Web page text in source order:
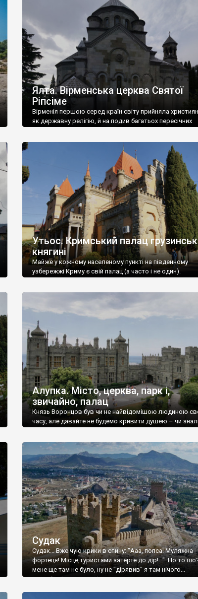
називаються «повстяками» (postaki)…” “Вино. Крим
виробляє відмінне вино і його вдосталь: воно все
легке біле і дуже […]
Ялта. Вірменська церква Святої
Ріпсіме
Вірменія першою серед країн світу прийняла
як державну релігію, й на подив багатьох пересічних
Утьос. Кримський палац
княгині
Майже у кожному населеному пункті на південному
узбережжі Криму є свій палац (а часто і не один).
Алупка. Місто, церква, парк і,
звичайно, палац
Князь Воронцов був чи не найвідомішою людиною
часу, але давайте не будемо кривити душею – чи
Судак
Судак... Вже чую крики в спину: "Ааа, попса! Муляжна
фортеця! Місце,туристами затерте до дір!..." Но то
мене ще там не було, ну не "дірявив" я там нічого...
принаймні до цього літа.